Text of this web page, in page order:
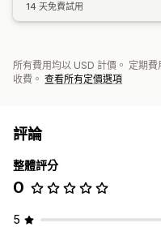
14 天免費試用
所有費用均以 USD 計價。 定期
收費。 查看所有定價選項
評論
整體評分
0
5